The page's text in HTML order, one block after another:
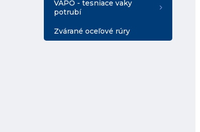
VAPO - tesniace vaky
potrubí
Zvárané oceľové rúry